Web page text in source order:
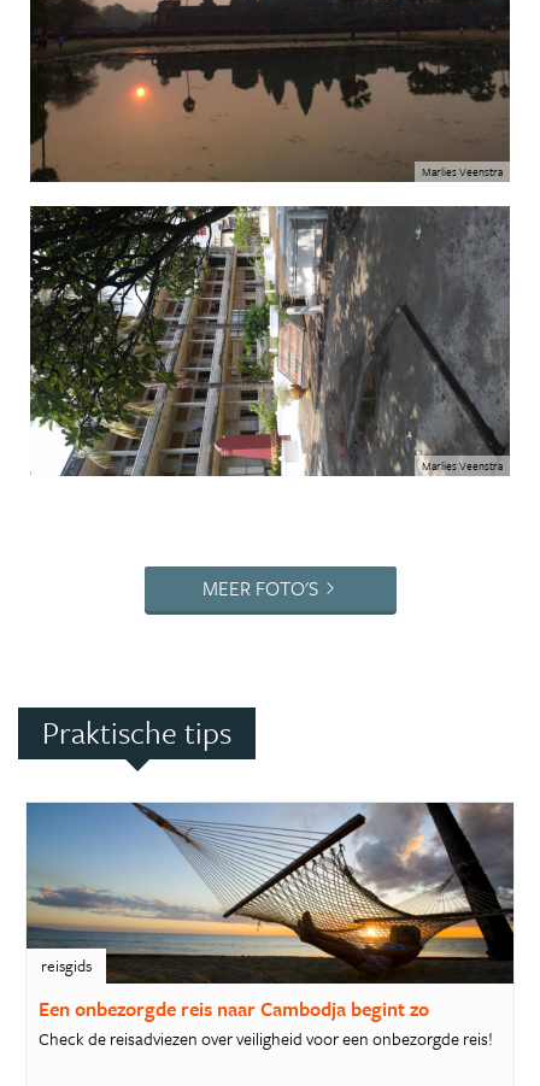
Marlies Veenstra
Marlies Veenstra
MEER FOTO'S
Praktische tips
reisgids
Een onbezorgde reis naar Cambodja begint zo
Check de reisadviezen over veiligheid voor een onbezorgde reis!